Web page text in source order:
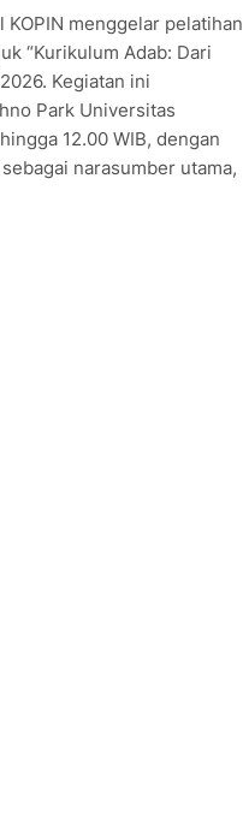
menggelar pelatihan
“Kurikulum Adab: Dari
Kegiatan ini
Park Universitas
12.00 WIB, dengan
narasumber utama,